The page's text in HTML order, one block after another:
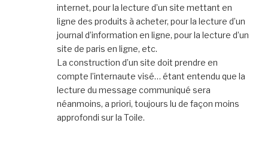
internet, pour la lecture d’un site mettant en
ligne des produits à acheter, pour la lecture d’un
journal d’information en ligne, pour la lecture d’un
site de paris en ligne, etc.
La construction d’un site doit prendre en
compte l’internaute visé… étant entendu que la
lecture du message communiqué sera
néanmoins, a priori, toujours lu de façon moins
approfondi sur la Toile.